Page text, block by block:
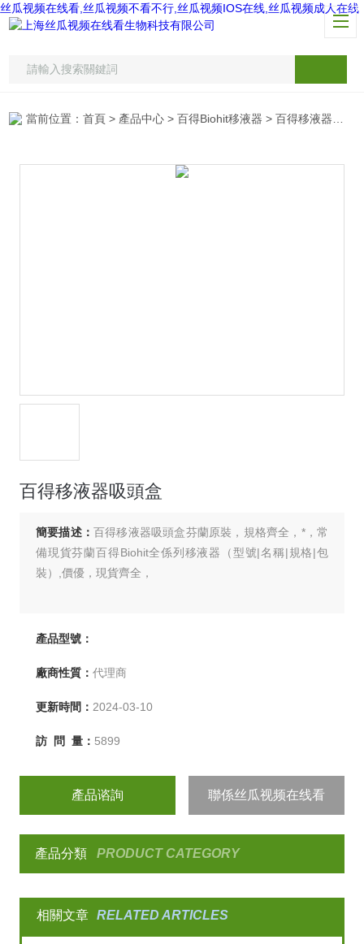
丝瓜视频在线看,丝瓜视频不看不行,丝瓜视频IOS在线,丝瓜视频成人在线
當前位置：首頁 > 產品中心 >百得Biohit移液器 >百得移液器吸頭盒
百得移液器吸頭盒
簡要描述：百得移液器吸頭盒芬蘭原裝，規格齊全，*，常
備現貨芬蘭百得Biohit全係列移液器（型號|名稱|規格|包
裝）,價優，現貨齊全，
產品型號：
廠商性質： 代理商
更新時間： 2024-03-10
訪 問 量： 5899
產品谘詢 聯係丝瓜视频在线看
產品分類 PRODUCT CATEGORY
相關文章 RELATED ARTICLES